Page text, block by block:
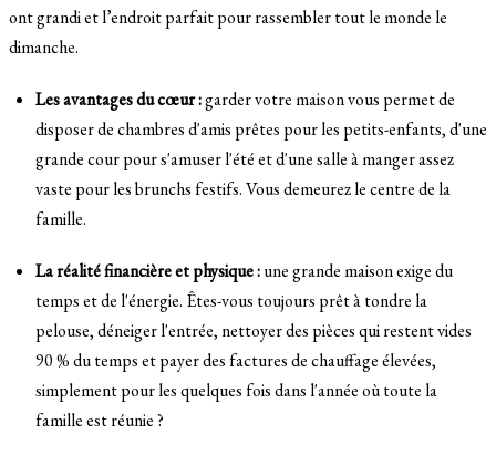
ont grandi et l’endroit parfait pour rassembler tout le monde le
dimanche.
Les avantages du cœur :garder votre maison vous permet de
disposer de chambres d'amis prêtes pour les petits-enfants, d'une
grande cour pour s'amuser l'été et d'une salle à manger assez
vaste pour les brunchs festifs. Vous demeurez le centre de la
famille.
La réalité financière et physique :une grande maison exige du
temps et de l'énergie. Êtes-vous toujours prêt à tondre la
pelouse, déneiger l'entrée, nettoyer des pièces qui restent vides
90 % du temps et payer des factures de chauffage élevées,
simplement pour les quelques fois dans l'année où toute la
famille est réunie ?